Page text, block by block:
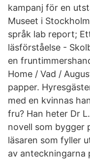
kampanj för en
Museet i
språk lab report;
läsförståelse -
en
Home / Vad /
papper.
med en kvinnas
fru? Han heter Dr
novell som bygger
läsaren som fyller
av